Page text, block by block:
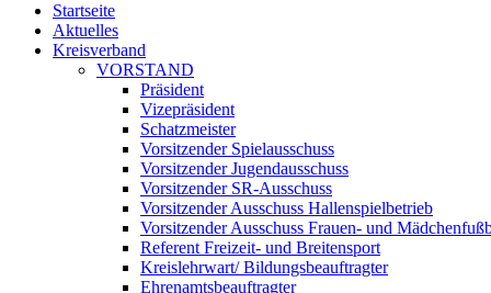
Startseite
Aktuelles
Kreisverband
VORSTAND
Präsident
Vizepräsident
Schatzmeister
Vorsitzender Spielausschuss
Vorsitzender Jugendausschuss
Vorsitzender SR-Ausschuss
Vorsitzender Ausschuss Hallenspielbetrieb
Vorsitzender Ausschuss Frauen- und
Referent Freizeit- und Breitensport
Kreislehrwart/ Bildungsbeauftragter
Ehrenamtsbeauftragter